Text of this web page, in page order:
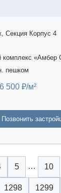
Секция Корпус 4
«Амбер
пешком
500 ₽/м²
Позвонить
5 … 10
1298 1299